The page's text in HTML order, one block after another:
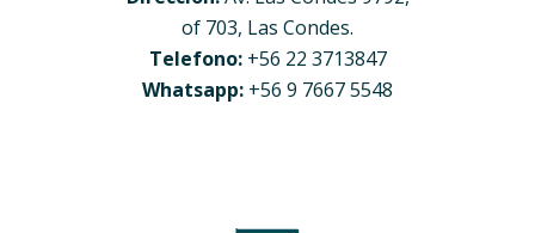
of 703, Las Condes.
Telefono:+56 22 3713847
Whatsapp: +56 9 7667 5548